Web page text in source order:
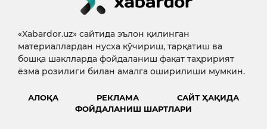
«Xabardor.uz» сайтида эълон қилинган
материаллардан нусха кўчириш, тарқатиш ва
бошқа шаклларда фойдаланиш фақат таҳририят
ёзма розилиги билан амалга оширилиши мумкин.
АЛОҚА РЕКЛАМА
САЙТ ҲАҚИДА
ФОЙДАЛАНИШ ШАРТЛАРИ